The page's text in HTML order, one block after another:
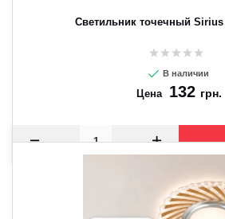
Светильник точечный Sirius
В наличии
Цена 132 грн.